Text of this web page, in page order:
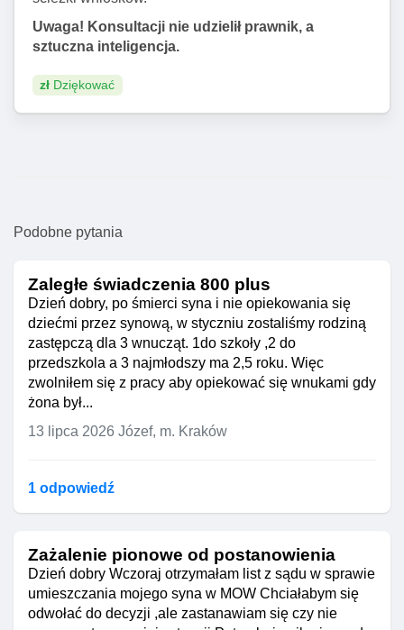
Uwaga! Konsultacji nie udzielił prawnik, a
sztuczna inteligencja.
zł Dziękować
Podobne pytania
Zaległe świadczenia 800 plus
Dzień dobry, po śmierci syna i nie opiekowania się
dziećmi przez synową, w styczniu zostaliśmy rodziną
zastępczą dla 3 wnucząt. 1do szkoły ,2 do
przedszkola a 3 najmłodszy ma 2,5 roku. Więc
zwolniłem się z pracy aby opiekować się wnukami gdy
żona był...
13 lipca 2026 Józef, m. Kraków
1 odpowiedź
Zażalenie pionowe od postanowienia
Dzień dobry Wczoraj otrzymałam list z sądu w sprawie
umieszczania mojego syna w MOW Chciałabym się
odwołać do decyzji ,ale zastanawiam się czy nie